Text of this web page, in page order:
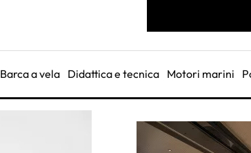
Barca a vela Didattica e tecnica Motori marini